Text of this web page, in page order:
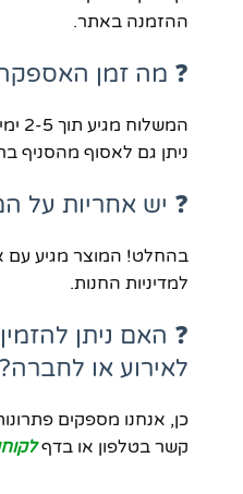
ההזמנה באתר.
❓ מה זמן
ניתן גם לאסוף מהסניף
❓ יש אחריות על
בהחלט! המוצר מגיע
למדיניות החנות.
❓ האם ניתן
לאירוע או לחברה?
כן, אנחנו מספקים
קשר בטלפון או בדף